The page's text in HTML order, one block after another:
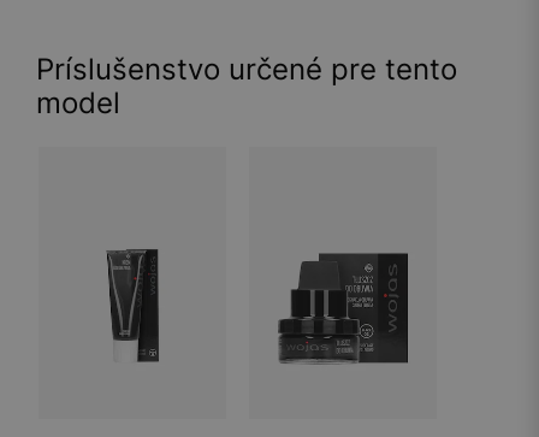
Príslušenstvo určené pre tento
model